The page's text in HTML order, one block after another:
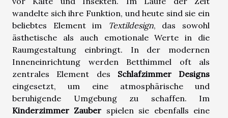
wandelte sich ihre Funktion, und heute sind sie ein
beliebtes Element im
Textildesign, das sowohl
ästhetische als auch emotionale Werte in die
Raumgestaltung einbringt. In der modernen
Inneneinrichtung werden Betthimmel oft als
zentrales Element des Schlafzimmer Designs
eingesetzt, um eine atmosphärische und
beruhigende Umgebung zu schaffen. Im
Kinderzimmer Zauber spielen sie ebenfalls eine